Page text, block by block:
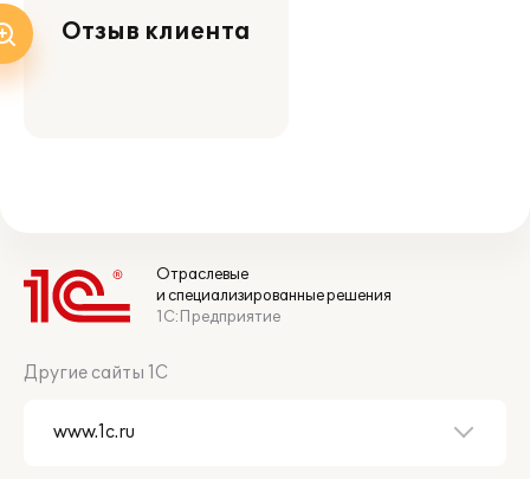
Отзыв клиента
Отраслевые
и специализированные решения
1С:Предприятие
Другие сайты 1С